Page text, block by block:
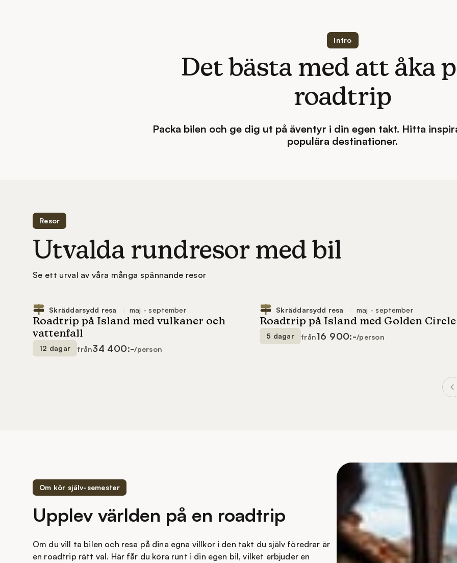
Intro
Det bästa med att åka
roadtrip
Packa bilen och ge dig ut på äventyr i din egen takt. Hitta
populära destinationer.
Resor
Utvalda rundresor med bil
Se ett urval av våra många spännande resor
12 dagar från34 400:-/person
5 dagar från16 900:-/person
Om kör själv-semester
Upplev världen på en roadtrip
Om du vill ta bilen och resa på dina egna villkor i den takt du själv föredrar är
en roadtrip rätt val. Här får du köra runt i din egen bil, vilket erbjuder en